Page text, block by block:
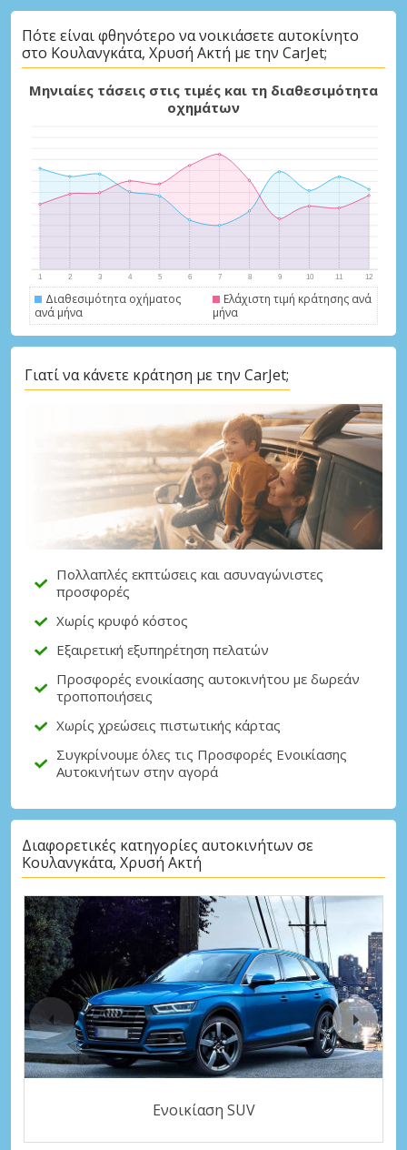
Πότε είναι φθηνότερο να νοικιάσετε αυτοκίνητο
στο Κουλανγκάτα, Χρυσή Ακτή με την CarJet;
Μηνιαίες τάσεις στις τιμές και τη διαθεσιμότητα
οχημάτων
Διαθεσιμότητα οχήματος
ανά μήνα
Ελάχιστη τιμή κράτησης ανά
μήνα
Γιατί να κάνετε κράτηση με την CarJet;
Πολλαπλές εκπτώσεις και ασυναγώνιστες
προσφορές
Χωρίς κρυφό κόστος
Εξαιρετική εξυπηρέτηση πελατών
Προσφορές ενοικίασης αυτοκινήτου με δωρεάν
τροποποιήσεις
Χωρίς χρεώσεις πιστωτικής κάρτας
Συγκρίνουμε όλες τις Προσφορές Ενοικίασης
Αυτοκινήτων στην αγορά
Διαφορετικές κατηγορίες αυτοκινήτων σε
Κουλανγκάτα, Χρυσή Ακτή
Ενοικίαση SUV
Μεγάλες εξοικονομήσεις
Αποκτήστε πρόσβαση σε αποκλειστικές
προσφορές συνεργατών